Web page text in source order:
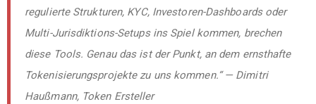
regulierte Strukturen, KYC, Investoren-Dashboards oder
Multi-Jurisdiktions-Setups ins Spiel kommen, brechen
diese Tools. Genau das ist der Punkt, an dem ernsthafte
Tokenisierungsprojekte zu uns kommen.“ — Dimitri
Haußmann, Token Ersteller